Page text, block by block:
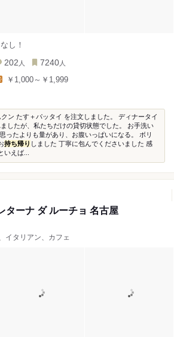
し！
202 人 7240 人
￥1,000～￥1,999
クン たす＋パッタイ を注文しました。 ディナータイ
したが、私たちだけの貸切状態でした。 お手洗い
ったよりも量があり、お腹いっぱいになる。 ボリ
持ち帰り しました 丁寧に包んでくださいました 感
えば...
ターナ ダ ルーチョ 名古屋
イタリアン、カフェ